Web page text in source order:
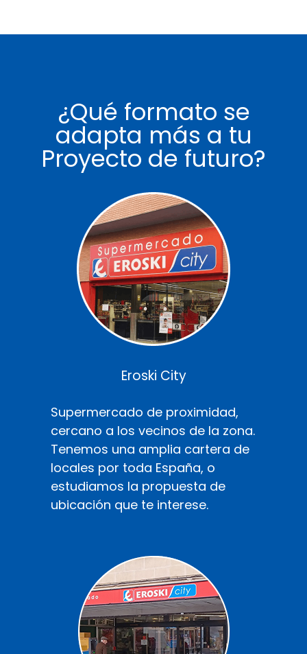
¿Qué formato se
adapta más a tu
Proyecto de futuro?
Eroski City
Supermercado de proximidad,
cercano a los vecinos de la zona.
Tenemos una amplia cartera de
locales por toda España, o
estudiamos la propuesta de
ubicación que te interese.